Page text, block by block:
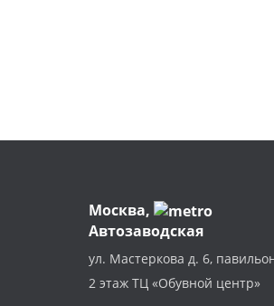
Москва,
Автозаводская
ул. Мастеркова д. 6,
2 этаж ТЦ «Обувной центр»